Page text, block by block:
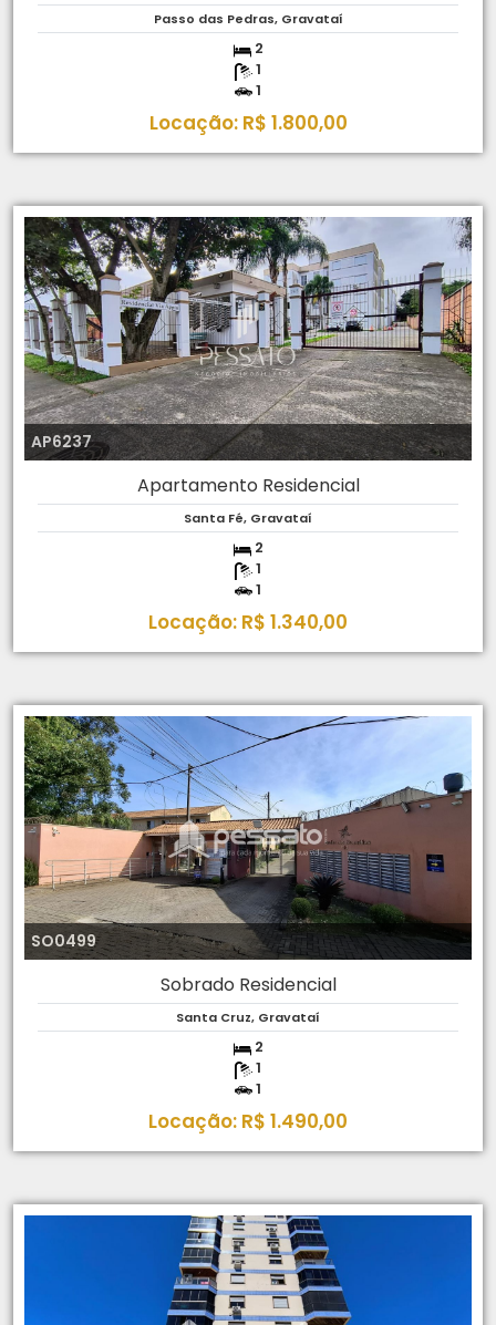
Passo das Pedras, Gravataí
2
1
1
Locação: R$ 1.800,00
AP6237
Apartamento Residencial
Santa Fé, Gravataí
2
1
1
Locação: R$ 1.340,00
SO0499
Sobrado Residencial
Santa Cruz, Gravataí
2
1
1
Locação: R$ 1.490,00